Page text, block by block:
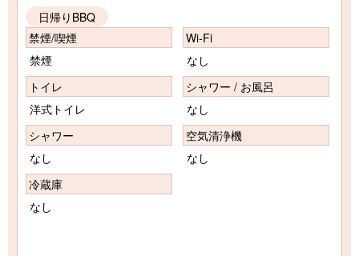
日帰りBBQ
禁煙/喫煙
禁煙
Wi-Fi
なし
トイレ
洋式トイレ
シャワー / お風呂
なし
シャワー
なし
空気清浄機
なし
冷蔵庫
なし